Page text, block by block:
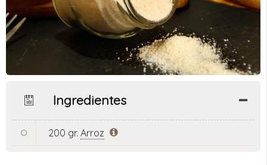
Ingredientes
200 gr. Arroz